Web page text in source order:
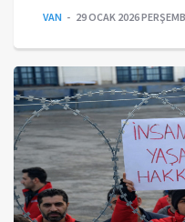
VAN 29 OCAK 2026